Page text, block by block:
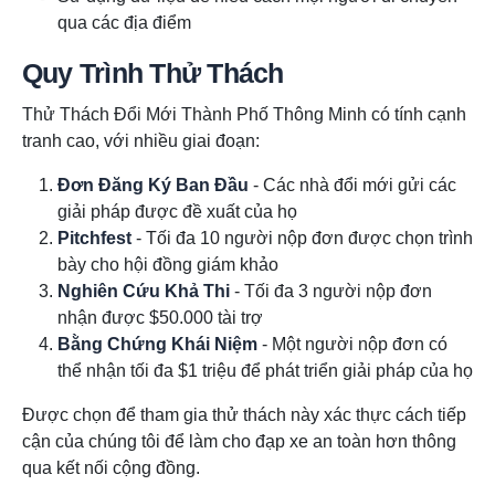
qua các địa điểm
Quy Trình Thử Thách
Thử Thách Đổi Mới Thành Phố Thông Minh có tính cạnh
tranh cao, với nhiều giai đoạn:
Đơn Đăng Ký Ban Đầu - Các nhà đổi mới gửi các
giải pháp được đề xuất của họ
Pitchfest- Tối đa 10 người nộp đơn được chọn trình
bày cho hội đồng giám khảo
Nghiên Cứu Khả Thi - Tối đa 3 người nộp đơn
nhận được $50.000 tài trợ
Bằng Chứng Khái Niệm - Một người nộp đơn có
thể nhận tối đa $1 triệu để phát triển giải pháp của họ
Được chọn để tham gia thử thách này xác thực cách tiếp
cận của chúng tôi để làm cho đạp xe an toàn hơn thông
qua kết nối cộng đồng.